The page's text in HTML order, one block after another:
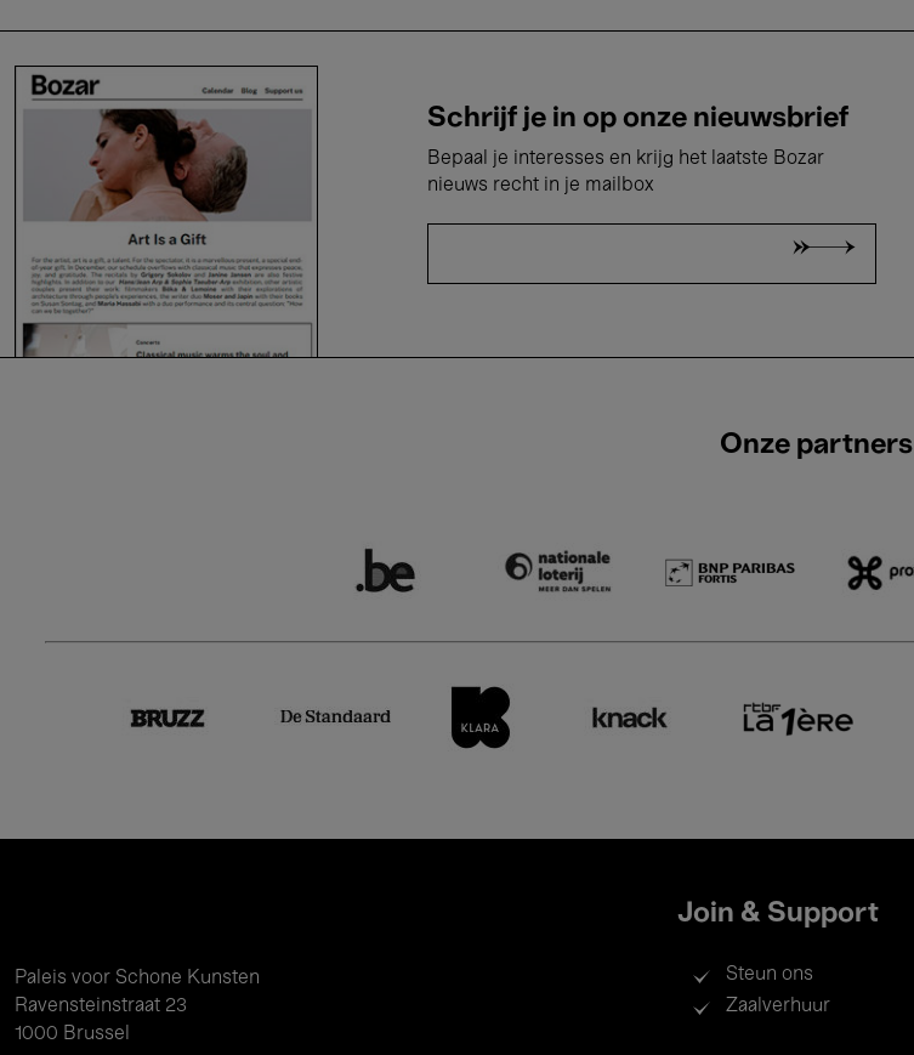
Schrijf je in op onze nieuwsbrief
Bepaal je interesses en krijg het laatste Bozar
nieuws recht in je mailbox
Onze partners
Paleis voor Schone Kunsten
Ravensteinstraat 23
1000 Brussel
Join & Support
Steun ons
Zaalverhuur